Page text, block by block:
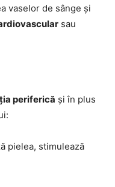
vaselor de sânge și
sau
periferică și în plus
pielea, stimulează